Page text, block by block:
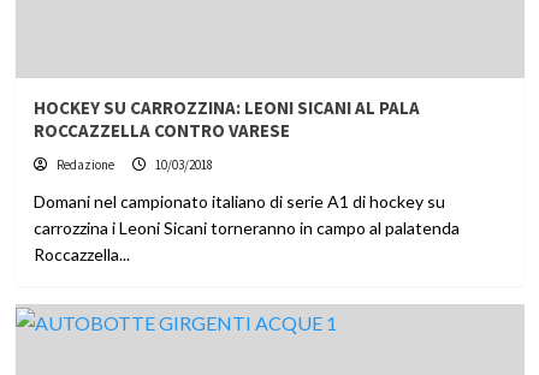
HOCKEY SU CARROZZINA: LEONI SICANI AL PALA
ROCCAZZELLA CONTRO VARESE
Redazione 10/03/2018
Domani nel campionato italiano di serie A1 di hockey su
carrozzina i Leoni Sicani torneranno in campo al palatenda
Roccazzella...